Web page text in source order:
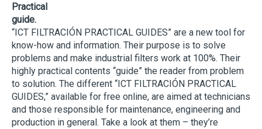
Practical
guide.
“ICT FILTRACIÓN PRACTICAL GUIDES” are a new tool for
know-how and information. Their purpose is to solve
problems and make industrial filters work at 100%. Their
highly practical contents “guide” the reader from problem
to solution. The different “ICT FILTRACIÓN PRACTICAL
GUIDES,” available for free online, are aimed at technicians
and those responsible for maintenance, engineering and
production in general. Take a look at them – they’re